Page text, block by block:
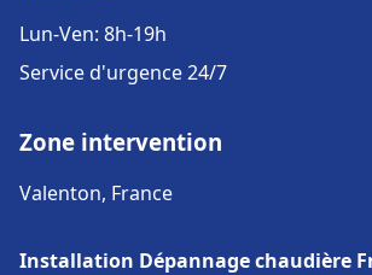
Lun-Ven: 8h-19h
Service d'urgence 24/7
Zone intervention
Valenton, France
Installation Dépannage chaudière